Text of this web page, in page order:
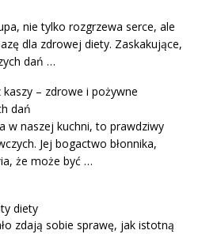
nie tylko rozgrzewa serce, ale
dla zdrowej diety. Zaskakujące,
dań …
kaszy – zdrowe i pożywne
dań
w naszej kuchni, to prawdziwy
Jej bogactwo błonnika,
że może być …
diety
zdają sobie sprawę, jak istotną